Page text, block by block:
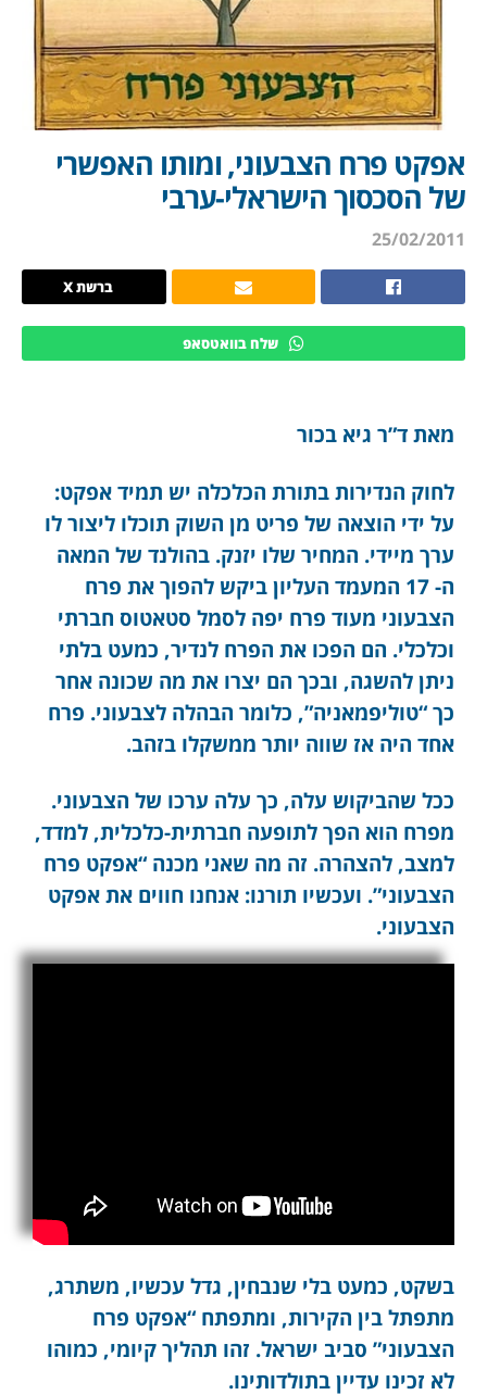
אפקט פרח הצבעוני, ומותו האפשרי
של הסכסוך הישראלי-ערבי
25/02/2011
ברשת X
שלח בוואטסאפ
מאת ד”ר גיא בכור
לחוק הנדירות בתורת הכלכלה יש תמיד אפקט:
על ידי הוצאה של פריט מן השוק תוכלו ליצור לו
ערך מיידי. המחיר שלו יזנק. בהולנד של המאה
ה- 17 המעמד העליון ביקש להפוך את פרח
הצבעוני מעוד פרח יפה לסמל סטאטוס חברתי
וכלכלי. הם הפכו את הפרח לנדיר, כמעט בלתי
ניתן להשגה, ובכך הם יצרו את מה שכונה אחר
כך “טוליפמאניה”, כלומר הבהלה לצבעוני. פרח
אחד היה אז שווה יותר ממשקלו בזהב.
ככל שהביקוש עלה, כך עלה ערכו של הצבעוני.
מפרח הוא הפך לתופעה חברתית-כלכלית, למדד,
למצב, להצהרה. זה מה שאני מכנה “אפקט פרח
הצבעוני”. ועכשיו תורנו: אנחנו חווים את אפקט
הצבעוני.
בשקט, כמעט בלי שנבחין, גדל עכשיו, משתרג,
מתפתל בין הקירות, ומתפתח “אפקט פרח
הצבעוני” סביב ישראל. זהו תהליך קיומי, כמוהו
לא זכינו עדיין בתולדותינו.